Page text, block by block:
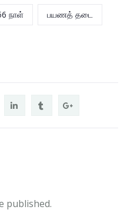
நாள் பயணத் தடை
published.